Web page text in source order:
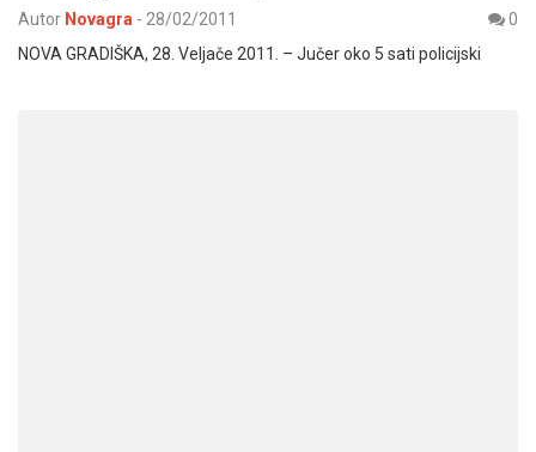
Autor Novagra - 28/02/2011
0
NOVA GRADIŠKA, 28. Veljače 2011. – Jučer oko 5 sati policijski